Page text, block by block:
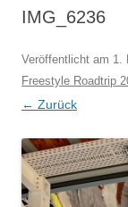
IMG_6236
Veröffentlicht am 1.
Freestyle Roadtrip
← Zurück